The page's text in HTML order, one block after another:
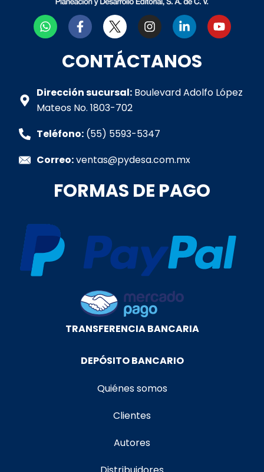
W
h
p
p
F
a
e
b
o
k
-
I
n
t
a
r
L
i
k
e
i
Y
o
e
CONTÁCTANOS
Dirección sucursal: Boulevard Adolfo López
Mateos No. 1803-702
Teléfono: (55) 5593-5347
Correo:ventas@pydesa.com.mx
FORMAS DE PAGO
TRANSFERENCIA BANCARIA
DEPÓSITO BANCARIO
Quiénes somos
Clientes
Autores